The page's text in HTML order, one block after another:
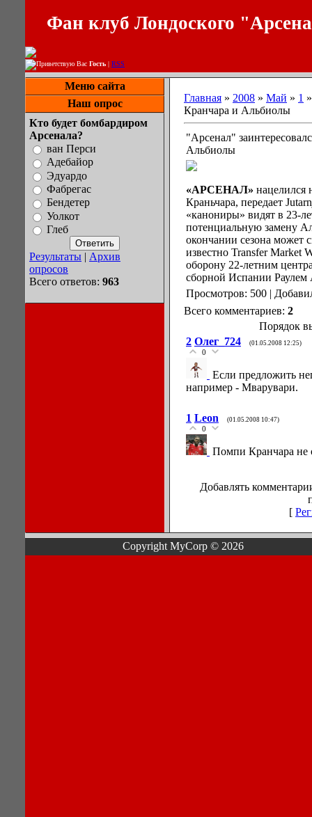
Фан клуб Лондоского
Приветствую Вас Гость | RSS
Меню сайта
Наш опрос
Кто будет бомбардиром
Арсенала?
ван Перси
Адебайор
Эдуардо
Фабрегас
Бендетер
Уолкот
Глеб
Результаты | Архив
опросов
Всего ответов: 963
Главная » 2008 » Май » 1
Кранчара и Альбиолы
"Арсенал"
Альбиолы
«АРСЕНАЛ» нацелился
Краньчара, передает
«канониры» видят в 23-
потенциальную замену
окончании сезона может
известно Transfer Market
оборону 22-летним
сборной Испании Раулем
Просмотров: 500 |
Всего комментариев: 2
Порядок
2 Олег_724 (01.05.2008 12:25)
0
Если предложить
например - Мварувари.
1 Leon (01.05.2008 10:47)
0
Помпи Кранчара не
Добавлять
[
Copyright MyCorp © 2026